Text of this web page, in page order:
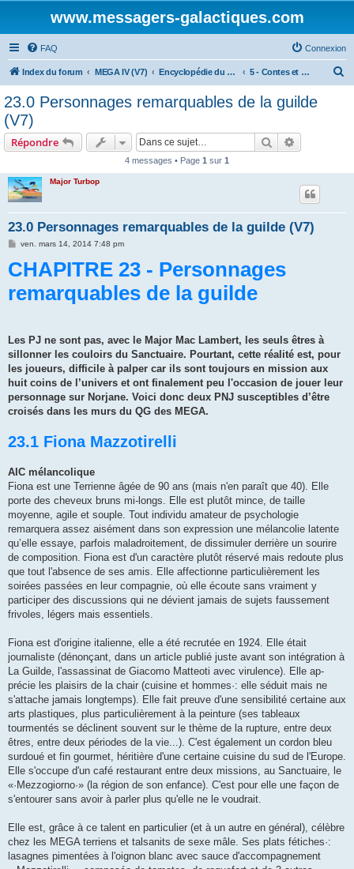
www.messagers-galactiques.com
FAQ Connexion
Index du forum MEGA IV (V7) Encyclopédie du Messager Galactique (V7) 5 - Contes et Légendes du Continuum
23.0 Personnages remarquables de la guilde
(V7)
Répondre Rechercher
4 messages • Page 1 sur 1
Major Turbop
23.0 Personnages remarquables de la guilde (V7)
M
s
s
g
e
ven. mars 14, 2014 7:48 pm
CHAPITRE 23 - Personnages
remarquables de la guilde
Les PJ ne sont pas, avec le Ma­jor Mac Lambert, les seuls êtres à
sillonner les couloirs du Sanc­tuaire. Pourtant, cette réalité est, pour
les joueurs, difficile à palper car ils sont toujours en mission aux
huit coins de l’univers et ont finalement peu l'occasion de jouer leur
personnage sur Norjane. Voici donc deux PNJ susceptibles d’être
croisés dans les murs du QG des MEGA.
23.1 Fiona Mazzotirelli
AIC mélancolique
Fiona est une Terrienne âgée de 90 ans (mais n'en paraît que 40). Elle
porte des cheveux bruns mi-longs. Elle est plutôt mince, de taille
moyenne, agile et souple. Tout individu amateur de psychologie
remarquera assez aisément dans son expression une mélancolie latente
qu’elle essaye, parfois maladroitement, de dissimuler derrière un sourire
de composition. Fiona est d'un caractère plutôt réservé mais redoute plus
que tout l'absence de ses amis. Elle affectionne particulièrement les
soirées passées en leur compagnie, où elle écoute sans vraiment y
participer des discussions qui ne dévient jamais de sujets faussement
frivoles, légers mais essentiels.
Fiona est d'origine italienne, elle a été recrutée en 1924. Elle était
journaliste (dénonçant, dans un article publié juste avant son intégration à
La Guilde, l'assassinat de Giacomo Matteoti avec virulence). Elle ap­
précie les plaisirs de la chair (cuisine et hommes·: elle séduit mais ne
s'attache jamais longtemps). Elle fait preuve d'une sensibilité certaine aux
arts plastiques, plus particulièrement à la peinture (ses tableaux
tourmentés se déclinent souvent sur le thème de la rupture, entre deux
êtres, entre deux périodes de la vie...). C'est également un cordon bleu
surdoué et fin gourmet, héritière d'une certaine cuisine du sud de l'Europe.
Elle s'occupe d'un café restaurant entre deux missions, au Sanctuaire, le
«·Mezzogiorno·» (la région de son enfance). C'est pour elle une façon de
s'entourer sans avoir à parler plus qu'elle ne le voudrait.
Elle est, grâce à ce talent en particulier (et à un autre en général), célèbre
chez les MEGA terriens et talsanits de sexe mâle. Ses plats fétiches·:
lasagnes pimen­tées à l'oignon blanc avec sauce d'accompagnement